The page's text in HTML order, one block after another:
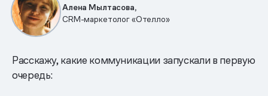
Алена Мылтасова,
CRM-маркетолог «Отелло»
Расскажу, какие коммуникации запускали в первую
очередь: